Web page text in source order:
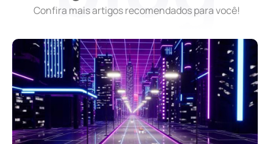
Confira mais artigos recomendados para você!